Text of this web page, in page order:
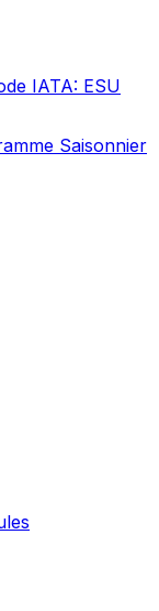
IATA: ESU
Saisonnier